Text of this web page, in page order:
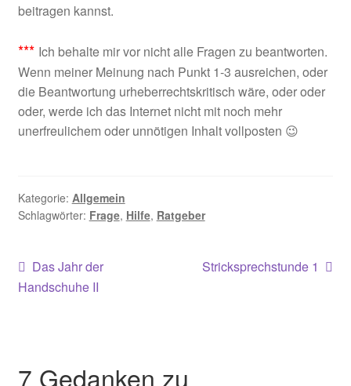
beitragen kannst.
*** Ich behalte mir vor nicht alle Fragen zu beantworten.
Wenn meiner Meinung nach Punkt 1-3 ausreichen, oder
die Beantwortung urheberrechtskritisch wäre, oder oder
oder, werde ich das Internet nicht mit noch mehr
unerfreulichem oder unnötigen Inhalt vollposten 😉
Kategorie: Allgemein
Schlagwörter: Frage, Hilfe, Ratgeber
Beitragsnavigation
Vorheriger
Beitrag:
Das Jahr der
Handschuhe II
Nächster
Stricksprechstunde 1
7 Gedanken zu